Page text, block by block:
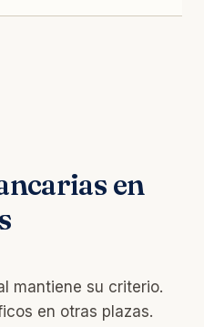
en
mantiene su criterio.
en otras plazas.